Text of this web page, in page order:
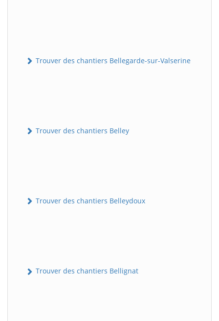
Trouver des chantiers Bellegarde-sur-Valserine
Trouver des chantiers Belley
Trouver des chantiers Belleydoux
Trouver des chantiers Bellignat